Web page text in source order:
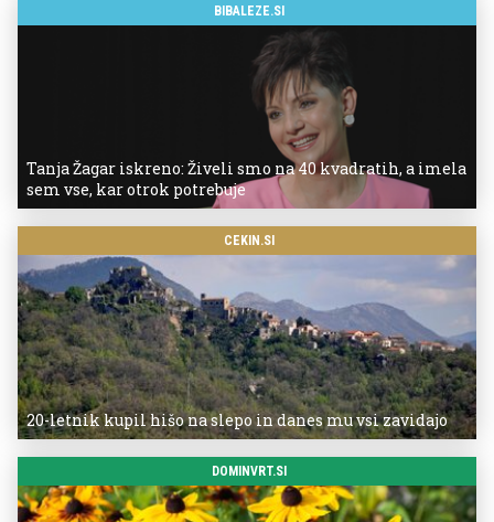
BIBALEZE.SI
Tanja Žagar iskreno: Živeli smo na 40 kvadratih, a imela
sem vse, kar otrok potrebuje
CEKIN.SI
20-letnik kupil hišo na slepo in danes mu vsi zavidajo
DOMINVRT.SI